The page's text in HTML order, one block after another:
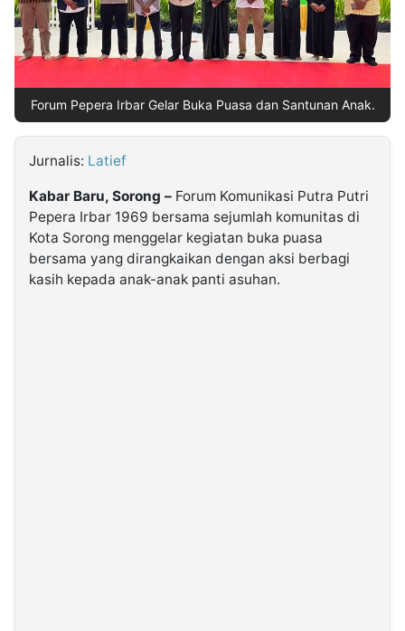
Follow
Kabarbaru
Forum Pepera Irbar Gelar Buka Puasa dan Santunan Anak.
Jurnalis: Latief
Kabar Baru, Sorong – Forum Komunikasi Putra Putri
Pepera Irbar 1969 bersama sejumlah komunitas di
Kota Sorong menggelar kegiatan buka puasa
bersama yang dirangkaikan dengan aksi berbagi
kasih kepada anak-anak panti asuhan.